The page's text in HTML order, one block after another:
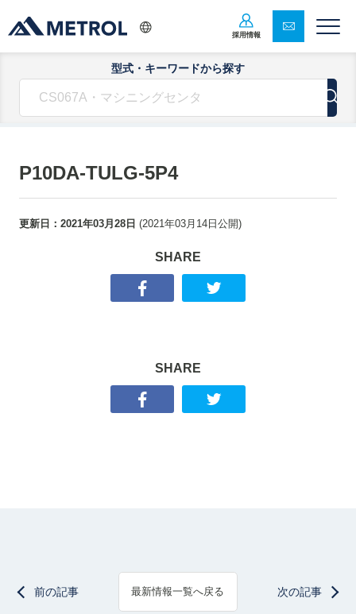
採用情報
型式・キーワードから探す
P10DA-TULG-5P4
更新日： 2021年03月28日 (2021年03月14日 公開)
SHARE
SHARE
前の記事 最新情報一覧へ戻る 次の記事